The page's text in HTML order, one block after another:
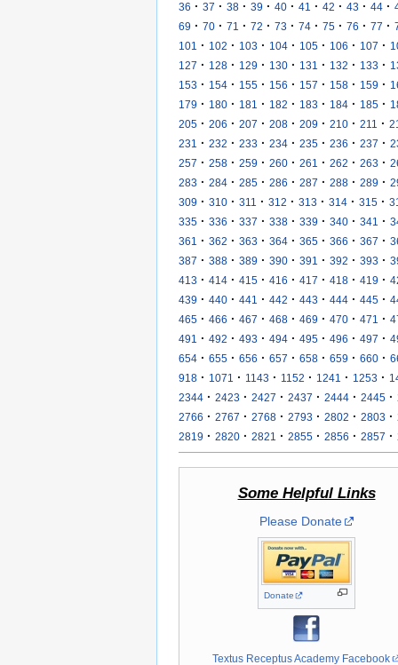
36 · 37 · 38 · 39 · 40 · 41 · 42 · 43 · 44 ·
69 · 70 · 71 · 72 · 73 · 74 · 75 · 76 · 77 ·
101
· 102 · 103 · 104 · 105 · 106 · 107 ·
127 · 128 · 129 · 130 · 131 · 132 · 133 ·
153 · 154 · 155 · 156 · 157 · 158 · 159 ·
179 · 180 · 181 · 182 · 183 · 184 · 185 ·
205 · 206 · 207 · 208 · 209 · 210 · 211 ·
231
· 232 · 233 · 234 · 235 · 236 · 237 ·
257 · 258 · 259 · 260 · 261 · 262 · 263 ·
283 · 284 · 285 · 286 · 287 · 288 · 289 ·
309 · 310 · 311 · 312 · 313 · 314 · 315 ·
335 · 336 · 337 · 338 · 339 · 340 · 341 ·
361
· 362 · 363 · 364 · 365 · 366 · 367 ·
387 · 388 · 389 · 390 · 391 · 392 · 393 ·
413 · 414 · 415 · 416 · 417 · 418 · 419 ·
439 · 440 · 441 · 442 · 443 · 444 · 445 ·
465 · 466 · 467 · 468 · 469 · 470 · 471 ·
491
· 492 · 493 · 494 · 495 · 496 · 497 ·
654 · 655 · 656 · 657 · 658 · 659 · 660 ·
918 · 1071 · 1143 · 1152 · 1241 · 1253 ·
2344 · 2423 · 2427 · 2437 · 2444 · 2445 ·
2766 · 2767 · 2768 · 2793 · 2802 · 2803 ·
2819 · 2820 · 2821 · 2855 · 2856 · 2857 ·
Some Helpful Links
Please Donate
Donate
Textus Receptus Academy Facebook